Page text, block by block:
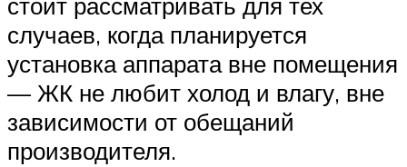
случаев, когда планируется
установка аппарата вне помещения
— ЖК не любит холод и влагу, вне
зависимости от обещаний
производителя.